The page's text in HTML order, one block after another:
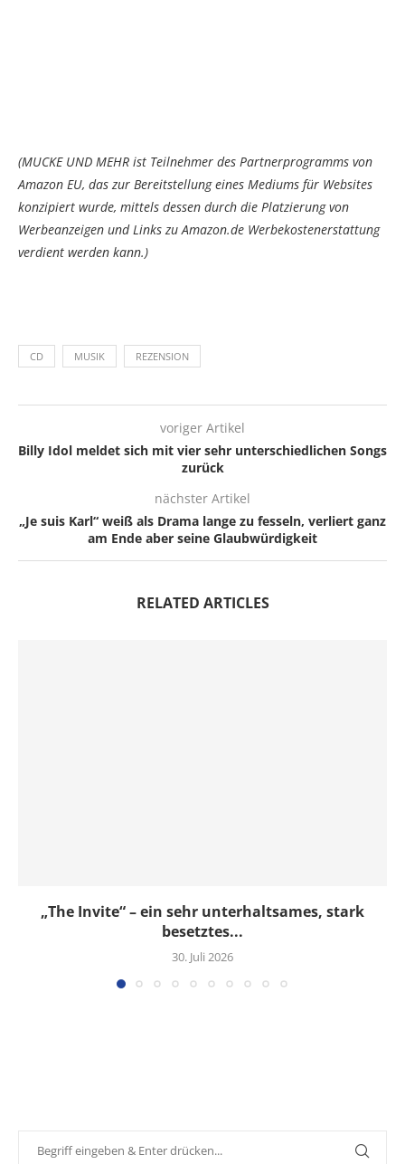
(MUCKE UND MEHR ist Teilnehmer des Partnerprogramms von
Amazon EU, das zur Bereitstellung eines Mediums für Websites
konzipiert wurde, mittels dessen durch die Platzierung von
Werbeanzeigen und Links zu Amazon.de Werbekostenerstattung
verdient werden kann.)
CD MUSIK REZENSION
voriger Artikel
Billy Idol meldet sich mit vier sehr unterschiedlichen Songs
zurück
nächster Artikel
„Je suis Karl“ weiß als Drama lange zu fesseln, verliert ganz
am Ende aber seine Glaubwürdigkeit
RELATED ARTICLES
„The Invite“ – ein sehr unterhaltsames, stark
besetztes...
30. Juli 2026